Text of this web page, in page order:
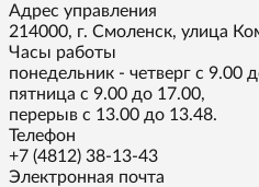
Адрес управления
214000, г. Смоленск, улица
Часы работы
понедельник - четверг с 9.00
пятница с 9.00 до 17.00,
перерыв с 13.00 до 13.48.
Телефон
+7 (4812) 38-13-43
Электронная почта